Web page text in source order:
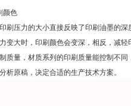
颜色
刷压力的大小直接反映了印刷油墨的深
变大时，印刷颜色会变深，相反，减
质量，材质系列的印刷质量能控制不
析原稿，决定合适的生产技术方案。